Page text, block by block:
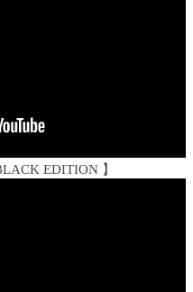
EDITION 】